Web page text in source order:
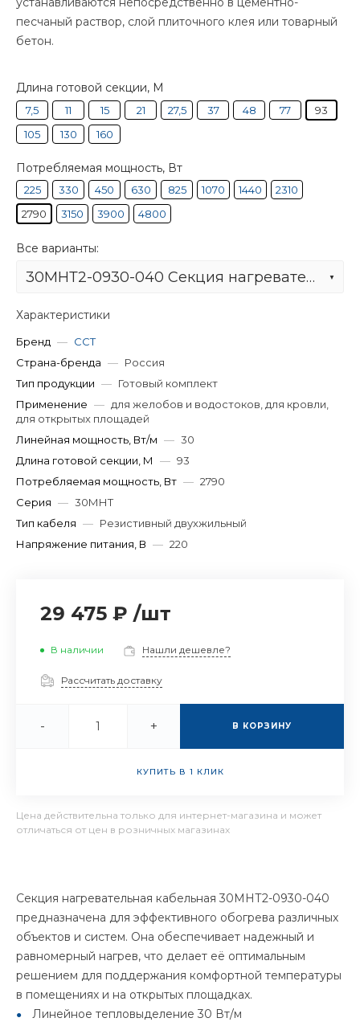
песчаный раствор, слой плиточного клея или товарный
бетон.
Длина готовой секции, М
7,5 11 15 21 27,5 37 48 77
93
105
130 160
Потребляемая мощность, Вт
225 330 450 630 825 1070 1440
2310
2790
3150 3900 4800
Все варианты:
30МНТ2-0930-040 Секция нагревательная кабельная
Характеристики
Бренд — ССТ
Страна-бренда — Россия
Тип продукции — Готовый комплект
Применение — для желобов и водостоков, для кровли,
для открытых площадей
Линейная мощность, Вт/м — 30
Длина готовой секции, М
— 93
Потребляемая мощность, Вт — 2790
Серия — 30МНТ
Тип кабеля — Резистивный двухжильный
Напряжение питания, В — 220
29 475 ₽ /шт
В наличии Нашли дешевле?
Рассчитать доставку
- + В КОРЗИНУ
КУПИТЬ В 1 КЛИК
Цена действительна только для интернет-магазина и может
отличаться от цен в розничных магазинах
Секция нагревательная кабельная 30МНТ2-0930-040
предназначена для эффективного обогрева различных
объектов и систем. Она обеспечивает надежный и
равномерный нагрев, что делает её оптимальным
решением для поддержания комфортной температуры
в помещениях и на открытых площадках.
Линейное тепловыделение 30 Вт/м